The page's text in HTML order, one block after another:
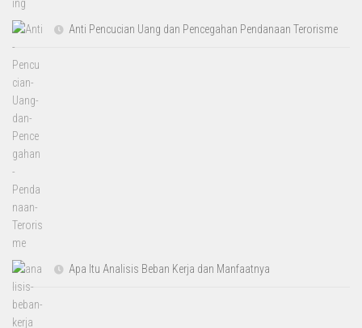
Anti Pencucian Uang dan Pencegahan Pendanaan Terorisme
Apa Itu Analisis Beban Kerja dan Manfaatnya